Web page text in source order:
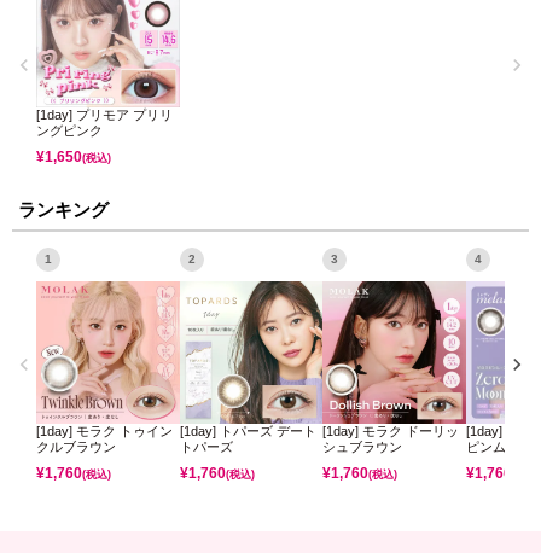
[1day] プリモア プリリ
ングピンク
¥1,650(税込)
ランキング
1
[1day] モラク トゥイン
クルブラウン
¥1,760(税込)
2
[1day] トパーズ デート
トパーズ
¥1,760(税込)
3
[1day] モラク ドーリッ
シュブラウン
¥1,760(税込)
4
[1day] ミレ
ピンムーン
¥1,760